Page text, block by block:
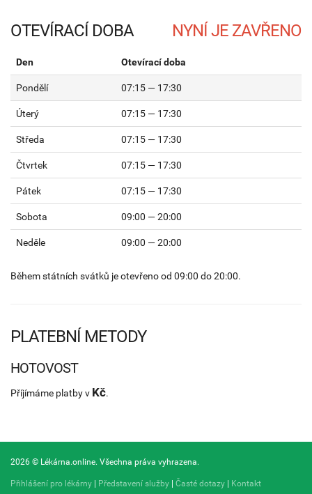
OTEVÍRACÍ DOBA
Den Otevírací doba
Pondělí 07:15 — 17:30
Úterý 07:15 — 17:30
Středa 07:15 — 17:30
Čtvrtek 07:15 — 17:30
Pátek 07:15 — 17:30
Sobota 09:00 — 20:00
Neděle 09:00 — 20:00
Během státních svátků je otevřeno od 09:00 do 20:00.
PLATEBNÍ METODY
HOTOVOST
Příjímáme platby v Kč.
2026 © Lékárna.online. Všechna práva vyhrazena.
Přihlášení pro lékárny | Představení služby | Časté dotazy | Kontakt